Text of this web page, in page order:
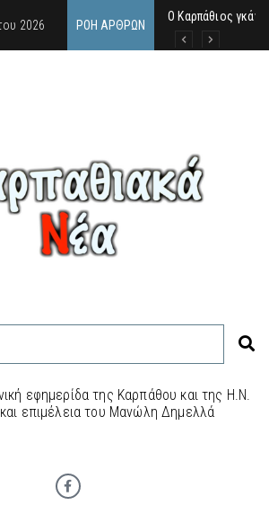
2026 ΡΟΉ ΆΡΘΡΩΝ
Ο Καρπάθιος
Από την πέτρα
Η Κάρπαθος υπό
εφημερίδα της Καρπάθου και της Η.Ν.
επιμέλεια του Μανώλη Δημελλά